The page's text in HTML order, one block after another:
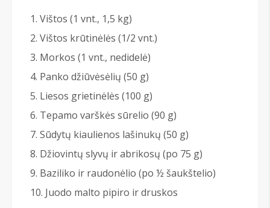
Vištos (1 vnt., 1,5 kg)
Vištos krūtinėlės (1/2 vnt.)
Morkos (1 vnt., nedidelė)
Panko džiūvėsėlių (50 g)
Liesos grietinėlės (100 g)
Tepamo varškės sūrelio (90 g)
Sūdytų kiaulienos lašinukų (50 g)
Džiovintų slyvų ir abrikosų (po 75 g)
Baziliko ir raudonėlio (po ½ šaukštelio)
Juodo malto pipiro ir druskos